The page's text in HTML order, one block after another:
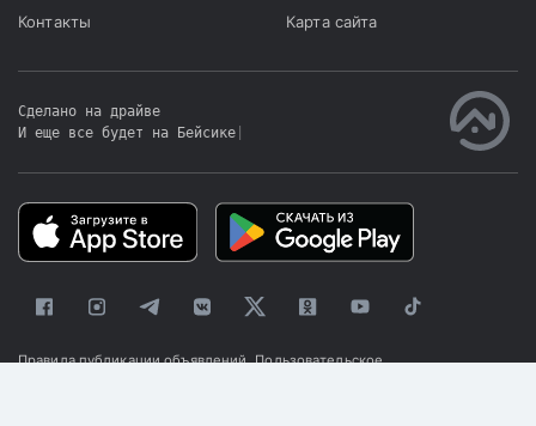
Контакты
Карта сайта
Сделано на драйве
И еще все будет на Бейсике
Правила публикации объявлений Пользовательское